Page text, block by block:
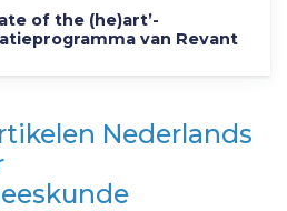
of the (he)art’-
van Revant
Nederlands